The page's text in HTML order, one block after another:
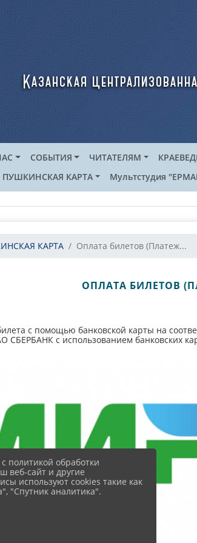
Казанская
СОБЫТИЯ ЧИТАТЕЛЯМ
ПУШКИНСКАЯ КАРТА Мультстудия
КАРТА Оплата билетов (Платеж...
ОПЛАТА БИЛЕТОВ
с помощью банковской карты на
СБЕРБАНК с использованием банковских
политикой обработки
веб-сайт и другие
используют cookies такие как
"Спутник аналитика".